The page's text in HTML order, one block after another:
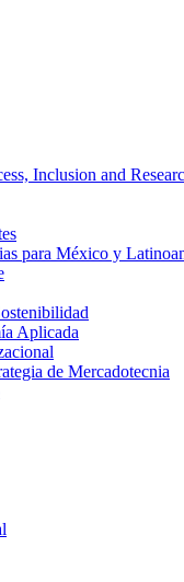
Inclusion and
para México y
Aplicada
de Mercadotecnia